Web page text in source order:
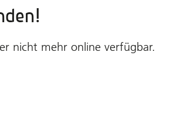
nicht mehr online verfügbar.